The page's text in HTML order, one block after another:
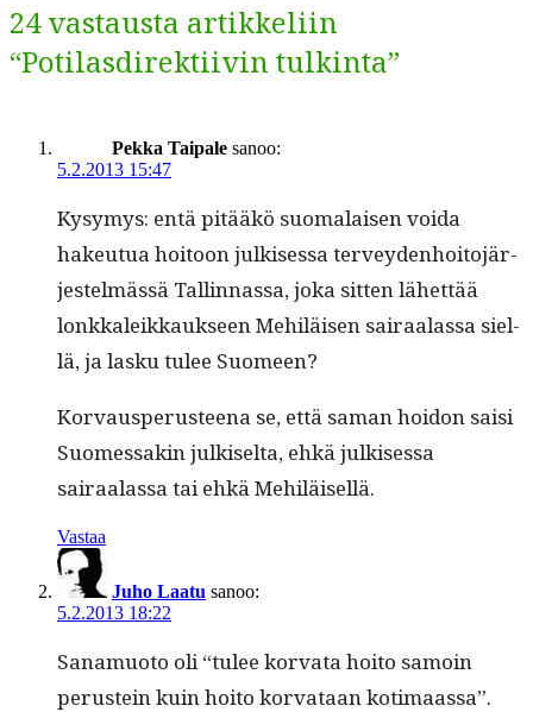
24 vastausta artikkeliin
“Potilasdirektiivin tulkinta”
Pekka Taipale sanoo:
5.2.2013 15:47
Kysymys: entä pitääkö suo­ma­laisen voi­da
hakeu­tua hoitoon julkises­sa ter­vey­den­hoito­jär­
jestelmässä Tallinnas­sa, joka sit­ten lähet­tää
lonkkaleikkauk­seen Mehiläisen sairaalas­sa siel­
lä, ja lasku tulee Suomeen?
Kor­vaus­pe­rus­teena se, että saman hoidon saisi
Suomes­sakin julkiselta, ehkä julkises­sa
sairaalas­sa tai ehkä Mehiläisellä.
Vastaa
Juho Laatu sanoo:
5.2.2013 18:22
Sana­muo­to oli “tulee kor­va­ta hoito samoin
perustein kuin hoito kor­vataan koti­maas­sa”.